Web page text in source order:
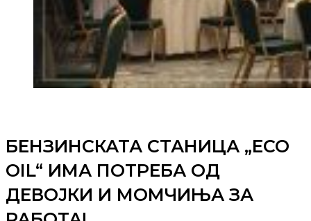
БЕНЗИНСКАТА СТАНИЦА „ECO
OIL“ ИМА ПОТРЕБА ОД
ДЕВОЈКИ И МОМЧИЊА ЗА